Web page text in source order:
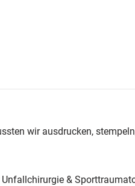
wir ausdrucken,
&